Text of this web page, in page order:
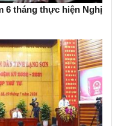
6 tháng thực hiện Nghị